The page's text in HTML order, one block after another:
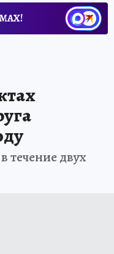
течение двух